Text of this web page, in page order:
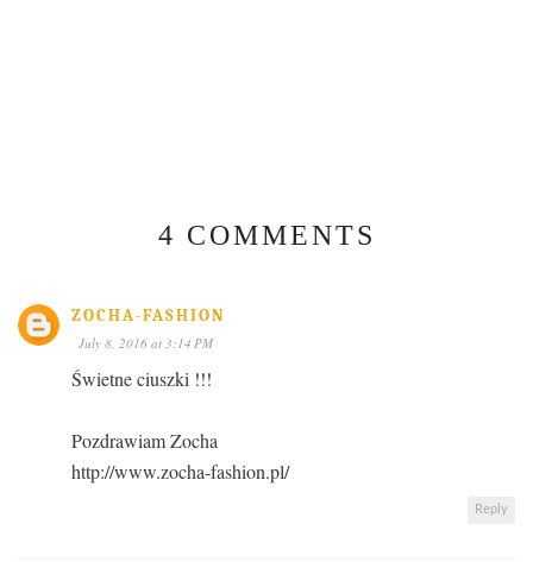
4 COMMENTS
ZOCHA-FASHION
July 8, 2016 at 3:14 PM
Świetne ciuszki !!!
Pozdrawiam Zocha
http://www.zocha-fashion.pl/
Reply